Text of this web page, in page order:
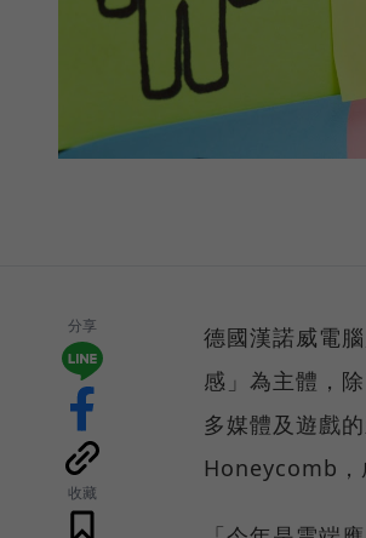
分享
收藏
德國漢諾威電
感」為主體，
多媒體及遊戲
Honeycomb，